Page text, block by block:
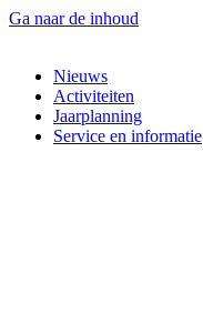
Ga naar de inhoud
Nieuws
Activiteiten
Jaarplanning
Service en informatie